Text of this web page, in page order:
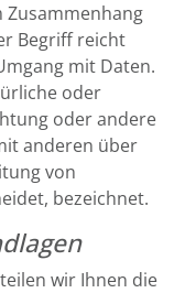
Zusammenhang
Begriff reicht
mit Daten.
oder
oder andere
anderen über
von
bezeichnet.
wir Ihnen die